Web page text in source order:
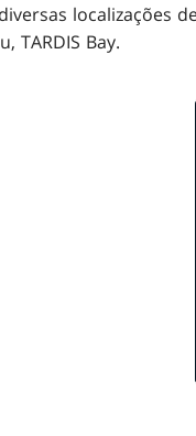
localizações
TARDIS Bay.